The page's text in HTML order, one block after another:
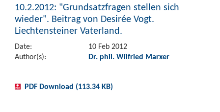
10.2.2012: "Grundsatzfragen stellen sich
wieder". Beitrag von Desirée Vogt.
Liechtensteiner Vaterland.
Date:
10 Feb 2012
Author(s):
Dr. phil. Wilfried Marxer
PDF Download (113.34 KB)